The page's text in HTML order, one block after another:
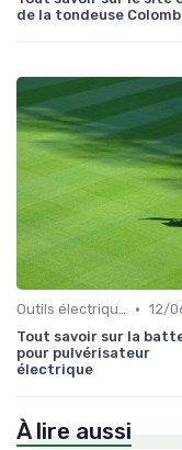
de la tondeuse
Outils électriques • 12/
Tout savoir sur la
pour pulvérisateur
électrique
À lire aussi